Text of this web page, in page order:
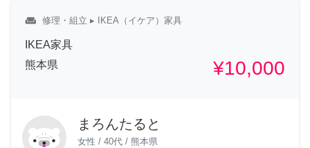
weekend 修理・組立 ▸ IKEA（イケア）家具
IKEA家具
熊本県
¥10,000
まろんたると
女性 / 40代 / 熊本県